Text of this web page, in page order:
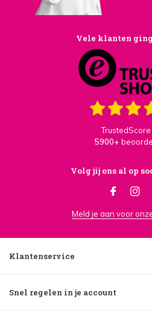
Vele klanten
TrustedScore
5900+
Volg jij ons al op
Meld je aan voor
Klantenservice
Snel regelen in je account